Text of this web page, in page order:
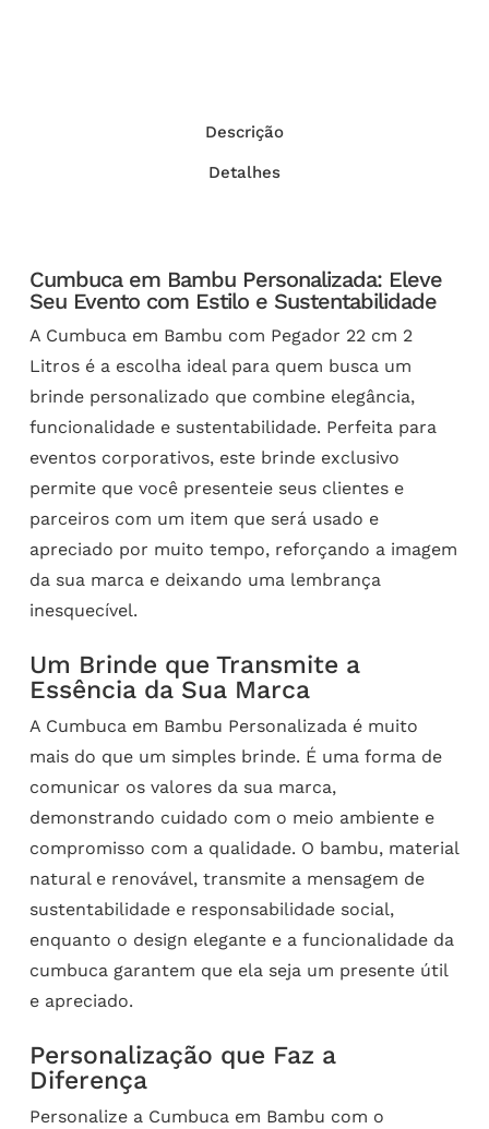
Descrição
Detalhes
Cumbuca em Bambu Personalizada: Eleve
Seu Evento com Estilo e Sustentabilidade
A Cumbuca em Bambu com Pegador 22 cm 2
Litros é a escolha ideal para quem busca um
brinde personalizado que combine elegância,
funcionalidade e sustentabilidade. Perfeita para
eventos corporativos, este brinde exclusivo
permite que você presenteie seus clientes e
parceiros com um item que será usado e
apreciado por muito tempo, reforçando a imagem
da sua marca e deixando uma lembrança
inesquecível.
Um Brinde que Transmite a
Essência da Sua Marca
A Cumbuca em Bambu Personalizada é muito
mais do que um simples brinde. É uma forma de
comunicar os valores da sua marca,
demonstrando cuidado com o meio ambiente e
compromisso com a qualidade. O bambu, material
natural e renovável, transmite a mensagem de
sustentabilidade e responsabilidade social,
enquanto o design elegante e a funcionalidade da
cumbuca garantem que ela seja um presente útil
e apreciado.
Personalização que Faz a
Diferença
Personalize a Cumbuca em Bambu com o